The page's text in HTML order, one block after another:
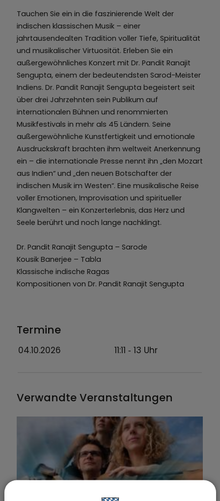
Tauchen Sie ein in die faszinierende Welt der
indischen klassischen Musik – einer
jahrtausendealten Tradition voller Tiefe, Spiritualität
und musikalischer Virtuosität. Erleben Sie ein
außergewöhnliches Konzert mit Dr. Pandit Ranajit
Sengupta, einem der bedeutendsten Sarod-Meister
Indiens. Dr. Pandit Ranajit Sengupta begeistert seit
über drei Jahrzehnten sein Publikum auf
internationalen Bühnen und renommierten
Musikfestivals in mehr als 45 Ländern. Seine
außergewöhnliche Kunstfertigkeit und emotionale
Ausdruckskraft brachten ihm weltweit Anerkennung
ein – die internationale Presse nennt ihn „den Mozart
aus Indien“ und „den neuen Botschafter der
indischen Musik im Westen“. Eine musikalische Reise
voller Emotionen, Improvisation und spiritueller
Klangwelten – ein Konzerterlebnis, das Herz und
Seele berührt und noch lange nachklingt.
Dr. Pandit Ranajit Sengupta – Sarode
Kousik Banerjee – Tabla
Klassische indische Ragas
Kompositionen von Dr. Pandit Ranajit Sengupta
Termine
04.10.2026 11:11 ‐ 13 Uhr
Verwandte Veranstaltungen